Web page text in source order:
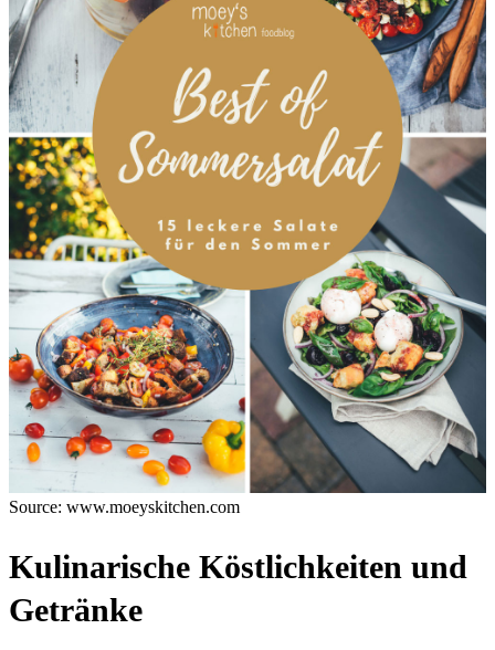
Source: www.moeyskitchen.com
Kulinarische Köstlichkeiten und
Getränke